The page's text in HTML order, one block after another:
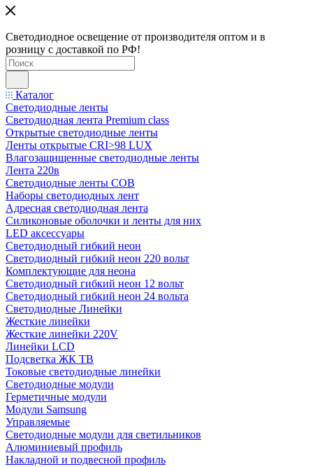
Светодиодное освещение от производителя оптом и в
розницу с доставкой по РФ!
Каталог
Светодиодные ленты
Светодиодная лента Premium class
Открытые светодиодные ленты
Ленты открытые CRI>98 LUX
Влагозащищенные светодиодные ленты
Лента 220в
Светодиодные ленты COB
Наборы светодиодных лент
Адресная светодиодная лента
Силиконовые оболочки и ленты для них
LED аксессуары
Светодиодный гибкий неон
Светодиодный гибкий неон 220 вольт
Комплектующие для неона
Светодиодный гибкий неон 12 вольт
Светодиодный гибкий неон 24 вольта
Светодиодные Линейки
Жесткие линейки
Жесткие линейки 220V
Линейки LCD
Подсветка ЖК ТВ
Токовые светодиодные линейки
Светодиодные модули
Герметичные модули
Модули Samsung
Управляемые
Светодиодные модули для светильников
Алюминиевый профиль
Накладной и подвесной профиль